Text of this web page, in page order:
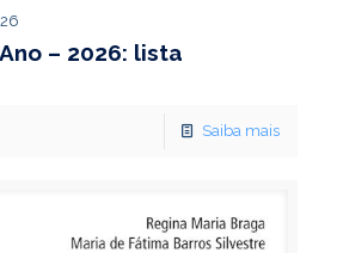
– 2026: lista
Saiba mais